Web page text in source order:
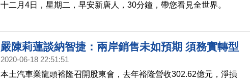
十二月4日，星期二，早安新唐人，30分鐘，帶您看見全世界。
嚴陳莉蓮談納智捷：兩岸銷售未如預期 須務實轉型
2020-06-18 22:51:51
本土汽車業龍頭裕隆召開股東會，去年裕隆營收302.62億元，淨損